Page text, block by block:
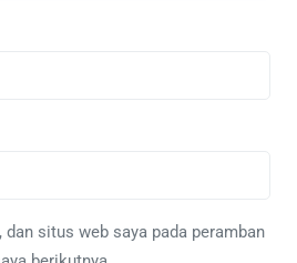
dan situs web saya pada peramban